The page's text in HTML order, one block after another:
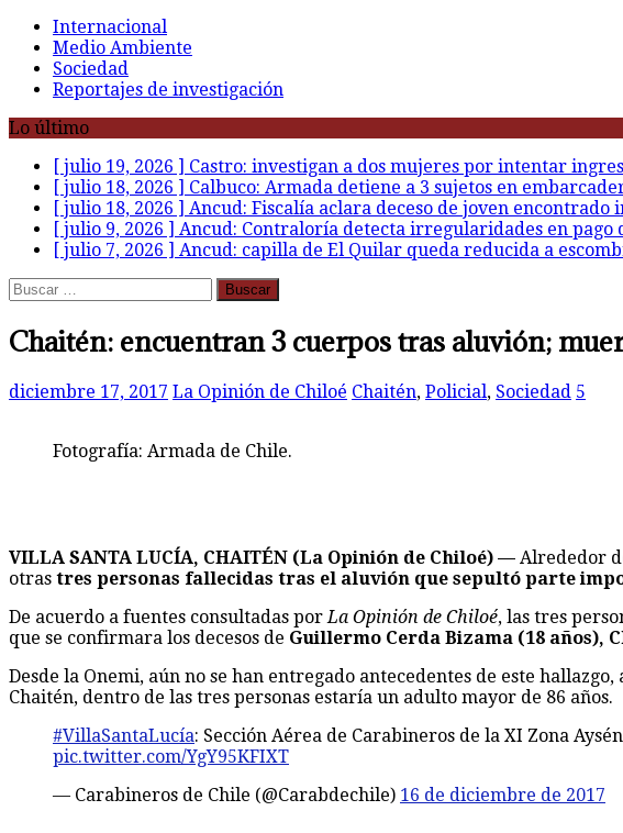
Internacional
Medio Ambiente
Sociedad
Reportajes de investigación
Lo último
[ julio 19, 2026 ] Castro: investigan a dos mujeres por intentar
[ julio 18, 2026 ] Calbuco: Armada detiene a 3 sujetos en
[ julio 18, 2026 ] Ancud: Fiscalía aclara deceso de joven
[ julio 9, 2026 ] Ancud: Contraloría detecta irregularidades en pago
[ julio 7, 2026 ] Ancud: capilla de El Quilar queda reducida a
Buscar:
Chaitén: encuentran 3 cuerpos tras aluvión;
diciembre 17, 2017 La Opinión de Chiloé Chaitén, Policial, Sociedad 5
Fotografía: Armada de Chile.
VILLA SANTA LUCÍA, CHAITÉN (La Opinión de Chiloé) — Alrededor
otras tres personas fallecidas tras el aluvión que sepultó parte
De acuerdo a fuentes consultadas por La Opinión de Chiloé, las tres
que se confirmara los decesos de Guillermo Cerda Bizama (18 años),
Desde la Onemi, aún no se han entregado antecedentes de este
Chaitén, dentro de las tres personas estaría un adulto mayor de 86 años.
#VillaSantaLucía: Sección Aérea de Carabineros de la XI Zona
pic.twitter.com/YgY95KFIXT
— Carabineros de Chile (@Carabdechile) 16 de diciembre de 2017